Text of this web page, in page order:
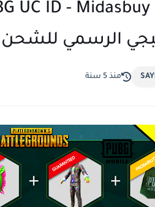
UC ID -
الرسمي للشحن
منذ 5 سنة